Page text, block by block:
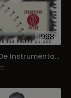
1998
Lo Mejor De Instrumentales